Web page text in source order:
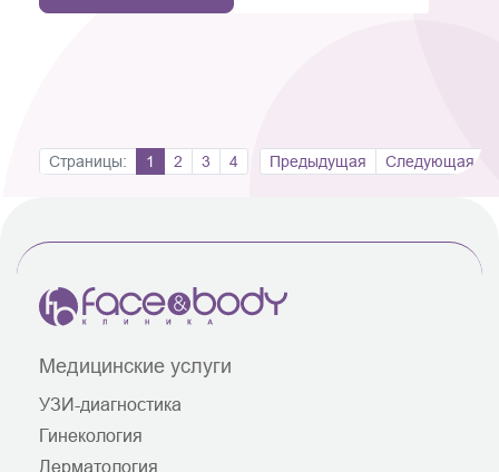
Страницы: 1 2 3 4 Предыдущая Следующая
Медицинские услуги
УЗИ-диагностика
Гинекология
Дерматология